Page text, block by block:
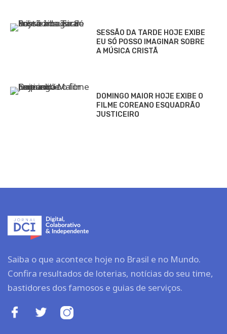
SESSÃO DA TARDE HOJE EXIBE
EU SÓ POSSO IMAGINAR SOBRE
A MÚSICA CRISTÃ
DOMINGO MAIOR HOJE EXIBE O
FILME COREANO ESQUADRÃO
JUSTICEIRO
Saiba o que acontece hoje no Brasil e no Mundo.
Confira resultados de loterias, notícias do seu time,
bastidores dos famosos e guias de serviços.